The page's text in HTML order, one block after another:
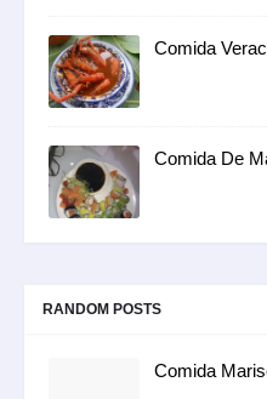
Comida
Comida De
RANDOM POSTS
Comida